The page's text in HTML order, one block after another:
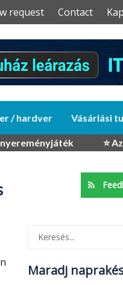
request Contact
/ hardver Vásárlási
⭐
Maradj